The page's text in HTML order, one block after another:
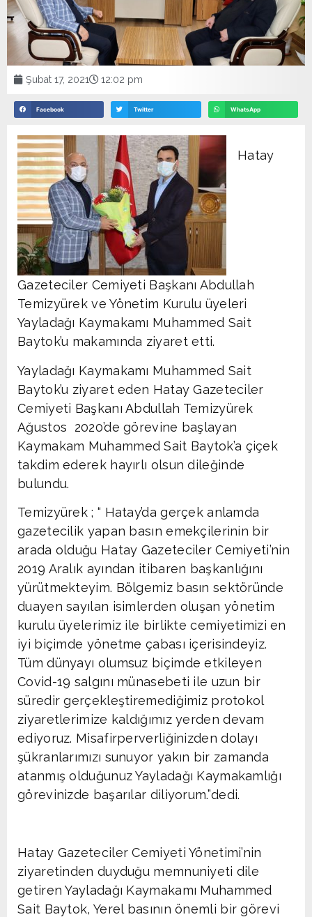
Şubat 17, 2021 12:02 pm
Facebook Twitter WhatsApp
Hatay
Gazeteciler Cemiyeti Başkanı Abdullah
Temizyürek ve Yönetim Kurulu üyeleri
Yayladağı Kaymakamı Muhammed Sait
Baytok’u makamında ziyaret etti.
Yayladağı Kaymakamı Muhammed Sait
Baytok’u ziyaret eden Hatay Gazeteciler
Cemiyeti Başkanı Abdullah Temizyürek
Ağustos 2020’de görevine başlayan
Kaymakam Muhammed Sait Baytok’a çiçek
takdim ederek hayırlı olsun dileğinde
bulundu.
Temizyürek ; “ Hatay’da gerçek anlamda
gazetecilik yapan basın emekçilerinin bir
arada olduğu Hatay Gazeteciler Cemiyeti’nin
2019 Aralık ayından itibaren başkanlığını
yürütmekteyim. Bölgemiz basın sektöründe
duayen sayılan isimlerden oluşan yönetim
kurulu üyelerimiz ile birlikte cemiyetimizi en
iyi biçimde yönetme çabası içerisindeyiz.
Tüm dünyayı olumsuz biçimde etkileyen
Covid-19 salgını münasebeti ile uzun bir
süredir gerçekleştiremediğimiz protokol
ziyaretlerimize kaldığımız yerden devam
ediyoruz. Misafirperverliğinizden dolayı
şükranlarımızı sunuyor yakın bir zamanda
atanmış olduğunuz Yayladağı Kaymakamlığı
görevinizde başarılar diliyorum.”dedi.
Hatay Gazeteciler Cemiyeti Yönetimi’nin
ziyaretinden duyduğu memnuniyeti dile
getiren Yayladağı Kaymakamı Muhammed
Sait Baytok, Yerel basının önemli bir görevi